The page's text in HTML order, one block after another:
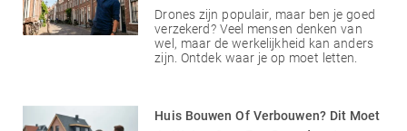
Drones zijn populair, maar ben je goed
verzekerd? Veel mensen denken van
wel, maar de werkelijkheid kan anders
zijn. Ontdek waar je op moet letten.
Huis Bouwen Of Verbouwen? Dit Moet